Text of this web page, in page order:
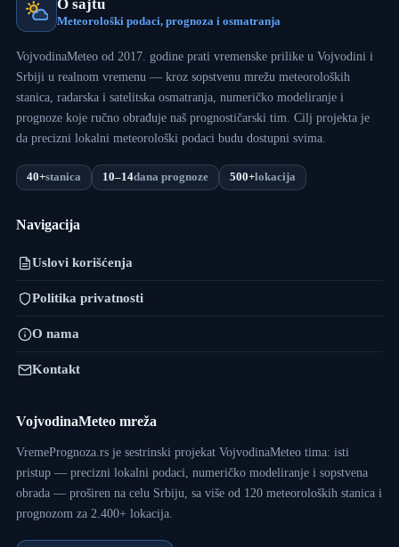
O sajtu
Meteorološki podaci, prognoza i osmatranja
VojvodinaMeteo od 2017. godine prati vremenske prilike u Vojvodini i
Srbiji u realnom vremenu — kroz sopstvenu mrežu meteoroloških
stanica, radarska i satelitska osmatranja, numeričko modeliranje i
prognoze koje ručno obrađuje naš prognostičarski tim. Cilj projekta je
da precizni lokalni meteorološki podaci budu dostupni svima.
40+stanica 10–14dana prognoze 500+lokacija
Navigacija
Uslovi korišćenja
Politika privatnosti
O nama
Kontakt
VojvodinaMeteo mreža
VremePrognoza.rs je sestrinski projekat VojvodinaMeteo tima: isti
pristup — precizni lokalni podaci, numeričko modeliranje i sopstvena
obrada — proširen na celu Srbiju, sa više od 120 meteoroloških stanica i
prognozom za 2.400+ lokacija.